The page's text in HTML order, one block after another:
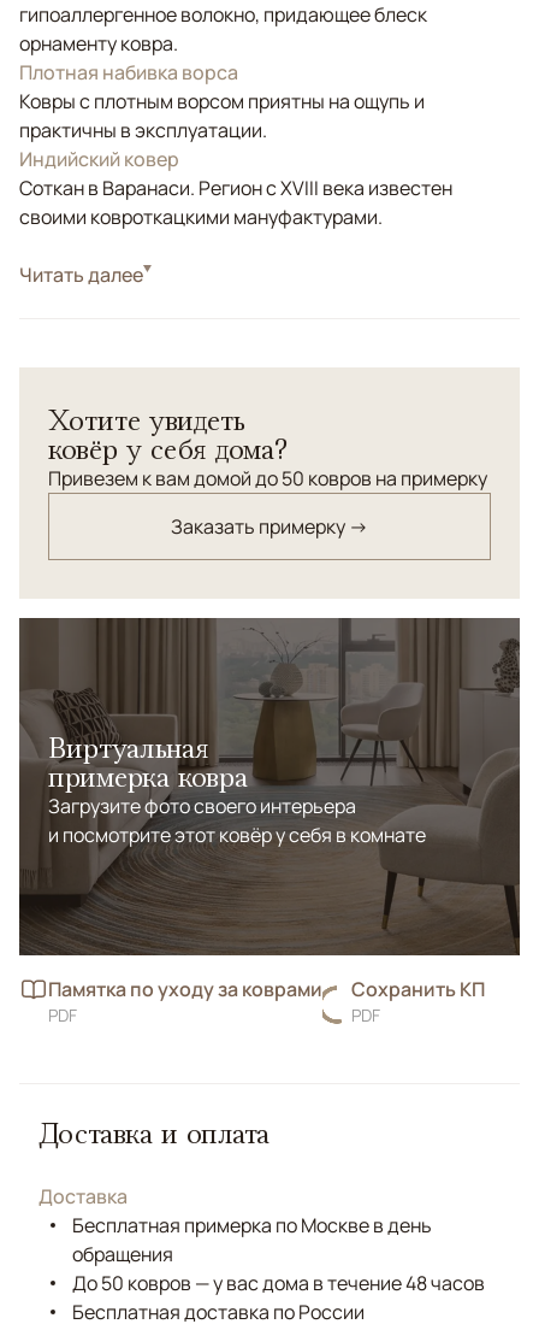
гипоаллергенное волокно, придающее блеск
орнаменту ковра.
Плотная набивка ворса
Ковры с плотным ворсом приятны на ощупь и
практичны в эксплуатации.
Индийский ковер
Соткан в Варанаси. Регион с XVIII века известен
своими ковроткацкими мануфактурами.
СтильСовременные
Читать далее
Хотите увидеть
ковёр у себя дома?
Привезем к вам домой до 50 ковров на примерку
Заказать примерку →
Виртуальная
примерка ковра
Загрузите фото своего интерьера
и посмотрите этот ковёр у себя в комнате
Памятка по уходу за коврами
PDF
Сохранить КП
PDF
Доставка и оплата
Доставка
Бесплатная примерка по Москве в день
обращения
До 50 ковров — у вас дома в течение 48 часов
Бесплатная доставка по России